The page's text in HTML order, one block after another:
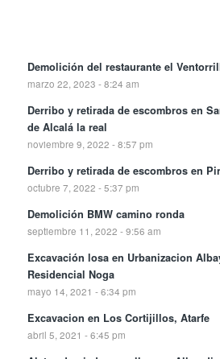
Demolición del restaurante el
marzo 22, 2023 - 8:24 am
Derribo y retirada de escombros en
de Alcalá la real
noviembre 9, 2022 - 8:57 pm
Derribo y retirada de escombros en
octubre 7, 2022 - 5:37 pm
Demolición BMW camino ronda
septiembre 11, 2022 - 9:56 am
Excavación losa en Urbanizacion
Residencial Noga
mayo 14, 2021 - 6:34 pm
Excavacion en Los Cortijillos, Atarfe
abril 5, 2021 - 6:45 pm